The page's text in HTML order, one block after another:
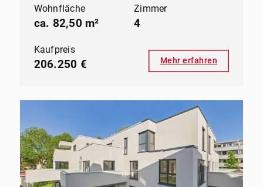
Wohnfläche
ca. 82,50 m²
Zimmer
4
Kaufpreis
206.250 € Mehr erfahren